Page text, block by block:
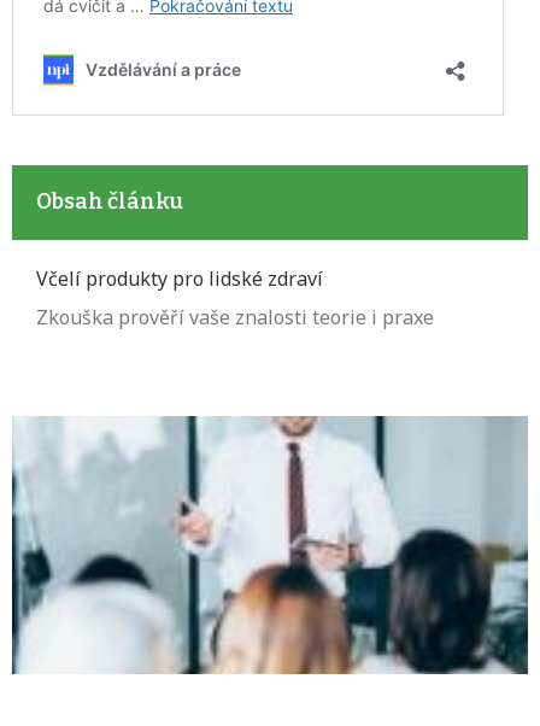
Obsah článku
Včelí produkty pro lidské zdraví
Zkouška prověří vaše znalosti teorie i praxe